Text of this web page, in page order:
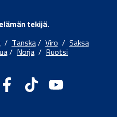
tekijä.
/Tanska/Viro/Saksa
/ Norja / Ruotsi